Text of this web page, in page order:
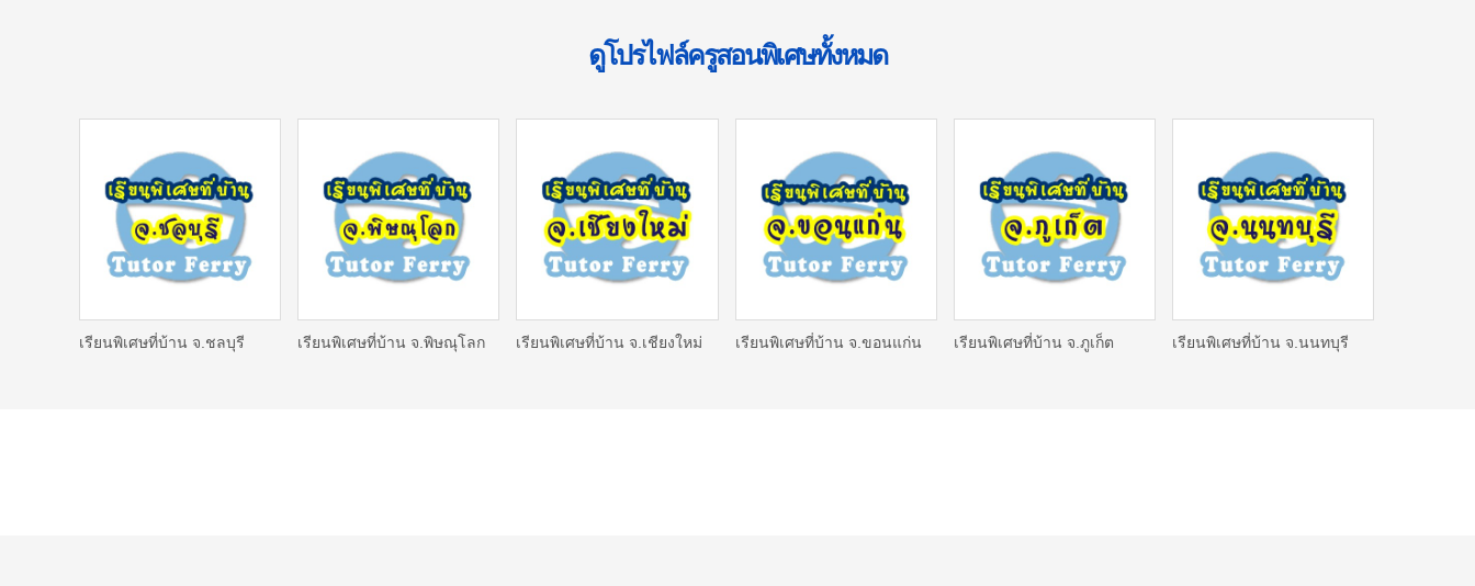
ดูโปรไฟล์ครูสอนพิเศษทั้งหมด
เรียนพิเศษที่บ้าน จ.ชลบุรี เรียนพิเศษที่บ้าน จ.พิษณุโลก เรียนพิเศษที่บ้าน จ.เชียงใหม่ เรียนพิเศษที่บ้าน จ.ขอนแก่น เรียนพิเศษที่บ้าน จ.ภูเก็ต เรียนพิเศษที่บ้าน จ.นนทบุรี